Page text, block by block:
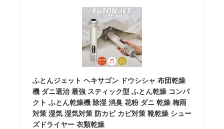
ふとんジェット ヘキサゴン ドウシシャ 布団乾燥
機 ダニ退治 最強 スティック型 ふとん乾燥 コンパ
クト ふとん乾燥機 除湿 消臭 花粉 ダニ 乾燥 梅雨
対策 湿気 湿気対策 防カビ カビ対策 靴乾燥 シュー
ズドライヤー 衣類乾燥